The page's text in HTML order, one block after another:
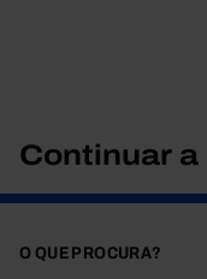
Continuar
O QUE PROCURA?